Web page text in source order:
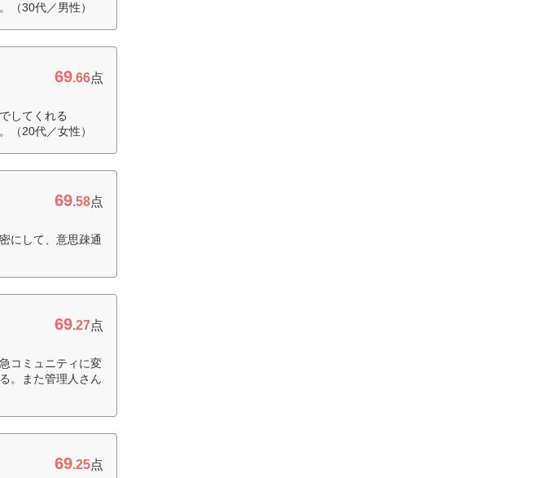
（30代／男性）
69.66点
してくれる
（20代／女性）
69.58点
にして、意思疎通
69.27点
コミュニティに変
。また管理人さん
69.25点